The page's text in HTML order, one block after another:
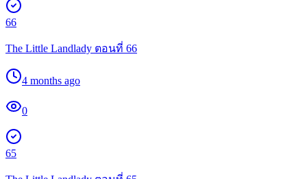
66
The Little Landlady ตอนที่ 66
4 months ago
0
65